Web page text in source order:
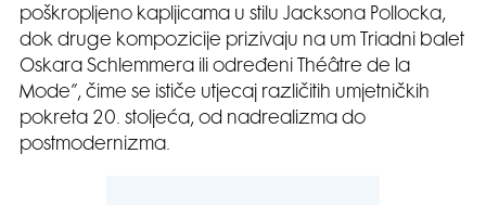
poškropljeno kapljicama u stilu Jacksona Pollocka,
dok druge kompozicije prizivaju na um Triadni balet
Oskara Schlemmera ili određeni Théâtre de la
Mode”, čime se ističe utjecaj različitih umjetničkih
pokreta 20. stoljeća, od nadrealizma do
postmodernizma.